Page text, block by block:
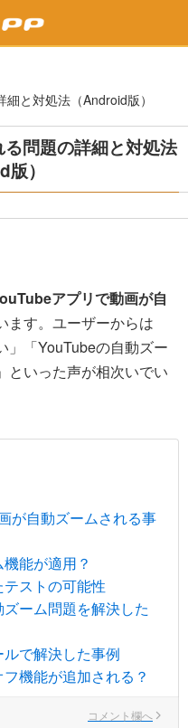
と対処法（Android版）
問題の詳細と対処法
版）
アプリで動画が自
ます。ユーザーからは
」「YouTubeの自動ズー
といった声が相次いでい
が自動ズームされる事
能が適用？
ストの可能性
ーム問題を解決した
で解決した事例
機能が追加される？
コメント欄へ